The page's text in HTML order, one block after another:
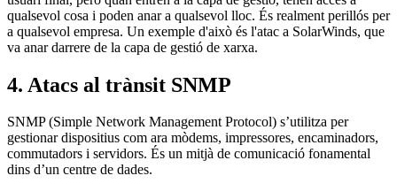
qualsevol cosa i poden anar a qualsevol lloc. És realment perillós per
a qualsevol empresa. Un exemple d'això és l'atac a SolarWinds, que
va anar darrere de la capa de gestió de xarxa.
4. Atacs al trànsit SNMP
SNMP (Simple Network Management Protocol) s’utilitza per
gestionar dispositius com ara mòdems, impressores, encaminadors,
commutadors i servidors. És un mitjà de comunicació fonamental
dins d’un centre de dades.